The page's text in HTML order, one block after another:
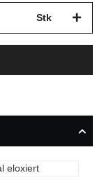
Stk